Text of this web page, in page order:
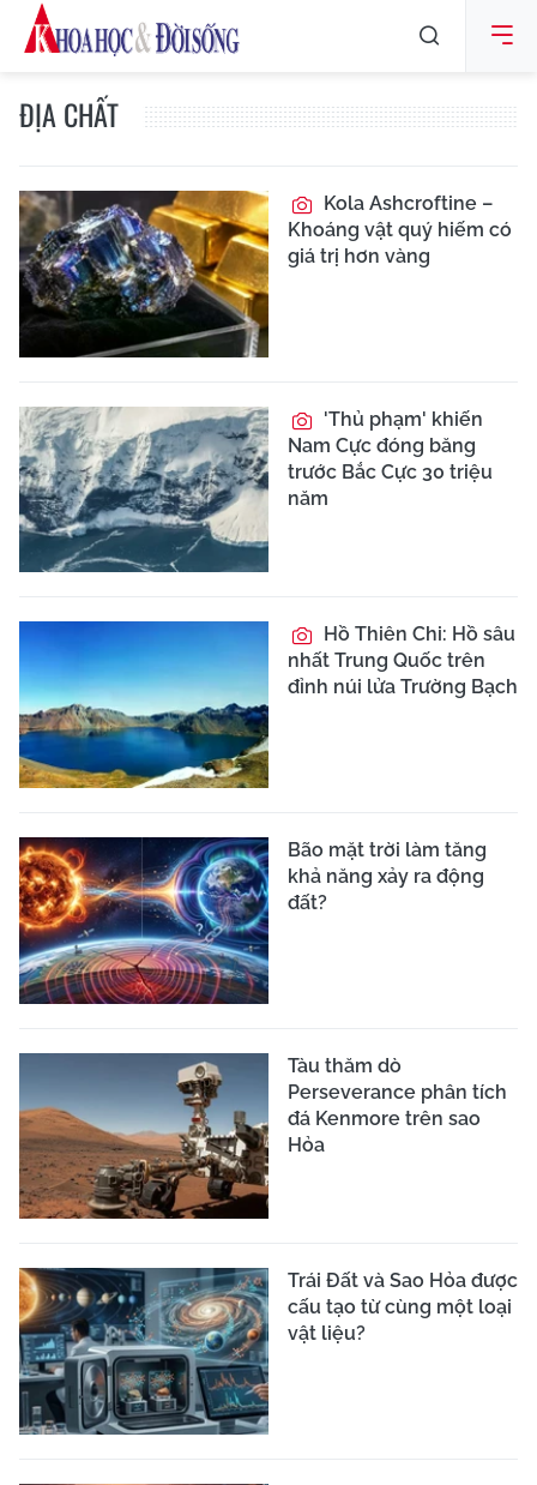
ĐỊA CHẤT
Kola Ashcroftine –
Khoáng vật quý hiếm có
giá trị hơn vàng
'Thủ phạm' khiến
Nam Cực đóng băng
trước Bắc Cực 30 triệu
năm
Hồ Thiên Chi: Hồ sâu
nhất Trung Quốc trên
đỉnh núi lửa Trường Bạch
Bão mặt trời làm tăng
khả năng xảy ra động
đất?
Tàu thăm dò
Perseverance phân tích
đá Kenmore trên sao
Hỏa
Trái Đất và Sao Hỏa được
cấu tạo từ cùng một loại
vật liệu?